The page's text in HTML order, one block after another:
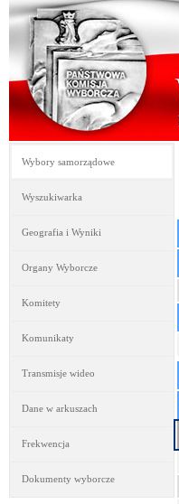
Wybory samorządowe
Wyszukiwarka
Geografia i Wyniki
Organy Wyborcze
Komitety
Komunikaty
Transmisje wideo
Dane w arkuszach
Frekwencja
Dokumenty wyborcze